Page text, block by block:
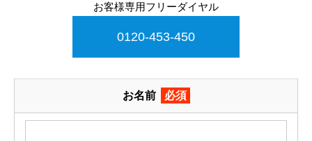
お客様専用フリーダイヤル
0120-453-450
お名前 必須